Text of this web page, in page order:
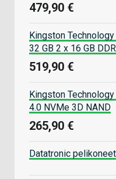
479,90 €
Kingston
32 GB 2 x 16 GB
519,90 €
Kingston
4.0 NVMe 3D NAND
265,90 €
Datatronic pelikoneet